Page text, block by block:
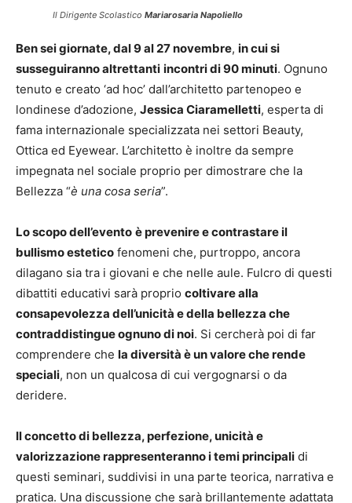
Il Dirigente Scolastico Mariarosaria Napoliello
Ben sei giornate, dal 9 al 27 novembre, in cui si
susseguiranno altrettanti incontri di 90 minuti. Ognuno
tenuto e creato ‘ad hoc’ dall’architetto partenopeo e
londinese d’adozione, Jessica Ciaramelletti, esperta di
fama internazionale specializzata nei settori Beauty,
Ottica ed Eyewear. L’architetto è inoltre da sempre
impegnata nel sociale proprio per dimostrare che la
Bellezza “è una cosa seria”.
Lo scopo dell’evento è prevenire e contrastare il
bullismo estetico fenomeni che, purtroppo, ancora
dilagano sia tra i giovani e che nelle aule. Fulcro di questi
dibattiti educativi sarà proprio coltivare alla
consapevolezza dell’unicità e della bellezza che
contraddistingue ognuno di noi. Si cercherà poi di far
comprendere che la diversità è un valore che rende
speciali, non un qualcosa di cui vergognarsi o da
deridere.
Il concetto di bellezza, perfezione, unicità e
valorizzazione rappresenteranno i temi principali di
questi seminari, suddivisi in una parte teorica, narrativa e
pratica. Una discussione che sarà brillantemente adattata